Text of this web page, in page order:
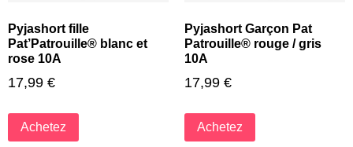
Pyjashort fille
Pat’Patrouille® blanc et
rose 10A
17,99 €
Achetez
Pyjashort Garçon Pat
Patrouille® rouge / gris
10A
17,99 €
Achetez